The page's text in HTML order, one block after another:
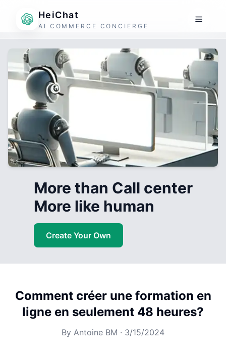
HeiChat
AI COMMERCE CONCIERGE
More than Call center
More like human
Create Your Own
Comment créer une formation en
ligne en seulement 48 heures?
By Antoine BM · 3/15/2024